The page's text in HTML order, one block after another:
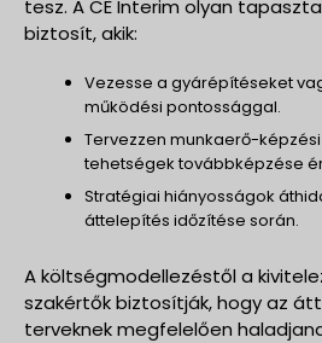
tesz. A CE Interim olyan
biztosít, akik:
Vezesse a gyárépítéseket
működési pontossággal.
Tervezzen munkaerő-
tehetségek továbbképzése
Stratégiai hiányosságok
áttelepítés időzítése során.
A költségmodellezéstől a
szakértők biztosítják, hogy az
terveknek megfelelően